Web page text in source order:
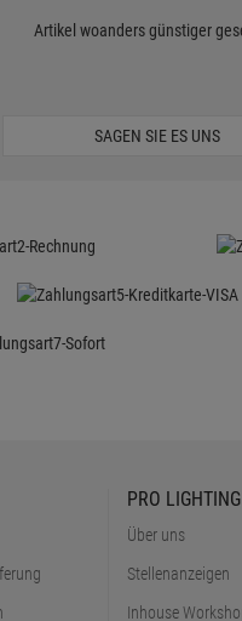
Artikel woanders günstiger
SAGEN SIE ES UNS
PRO
Über uns
Stellenanzeigen
Inhouse